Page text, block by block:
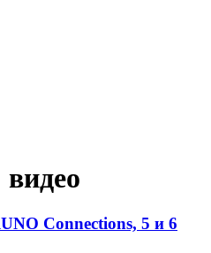
видео
Connections, 5 и 6